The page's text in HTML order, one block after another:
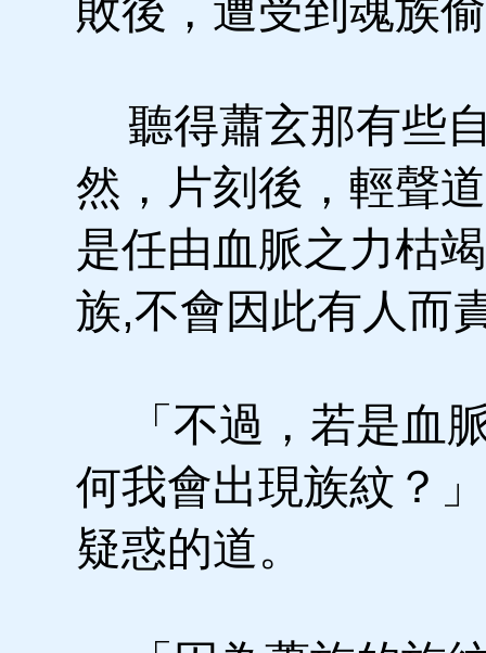
敗後，遭受到魂族
聽得蕭玄那有些
然，片刻後，輕聲
是任由血脈之力枯
族,不會因此有人而
「不過，若是血
何我會出現族紋？
疑惑的道。